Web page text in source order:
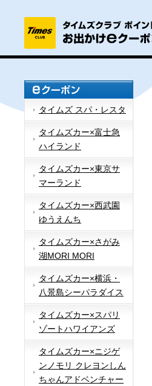
タイムズ スパ・レスタ
タイムズカー×富士急
ハイランド
タイムズカー×東京サ
マーランド
タイムズカー×西武園
ゆうえんち
タイムズカー×さがみ
湖MORI MORI
タイムズカー×横浜・
八景島シーパラダイス
タイムズカー×スパリ
ゾートハワイアンズ
タイムズカー×ニジゲ
ンノモリ クレヨンしん
ちゃんアドベンチャー